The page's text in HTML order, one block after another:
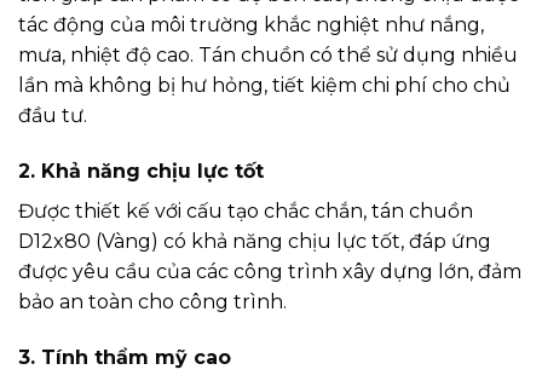
tác động của môi trường khắc nghiệt như nắng,
mưa, nhiệt độ cao. Tán chuồn có thể sử dụng nhiều
lần mà không bị hư hỏng, tiết kiệm chi phí cho chủ
đầu tư.
2. Khả năng chịu lực tốt
Được thiết kế với cấu tạo chắc chắn, tán chuồn
D12x80 (Vàng) có khả năng chịu lực tốt, đáp ứng
được yêu cầu của các công trình xây dựng lớn, đảm
bảo an toàn cho công trình.
3. Tính thẩm mỹ cao